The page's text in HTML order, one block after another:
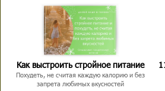
Как выстроить стройное питание
Похудеть, не считая каждую калорию и без
запрета любимых вкусностей